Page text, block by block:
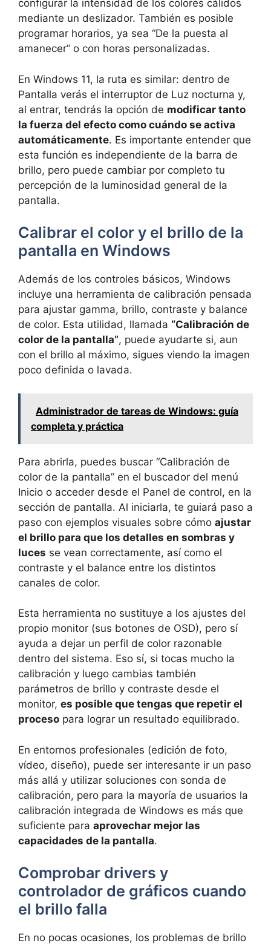
configurar la intensidad de los colores cálidos
mediante un deslizador. También es posible
programar horarios, ya sea “De la puesta al
amanecer” o con horas personalizadas.
En Windows 11, la ruta es similar: dentro de
Pantalla verás el interruptor de Luz nocturna y,
al entrar, tendrás la opción de modificar tanto
la fuerza del efecto como cuándo se activa
automáticamente. Es importante entender que
esta función es independiente de la barra de
brillo, pero puede cambiar por completo tu
percepción de la luminosidad general de la
pantalla.
Calibrar el color y el brillo de la
pantalla en Windows
Además de los controles básicos, Windows
incluye una herramienta de calibración pensada
para ajustar gamma, brillo, contraste y balance
de color. Esta utilidad, llamada “Calibración de
color de la pantalla”, puede ayudarte si, aun
con el brillo al máximo, sigues viendo la imagen
poco definida o lavada.
Administrador de tareas de Windows: guía
completa y práctica
Para abrirla, puedes buscar “Calibración de
color de la pantalla” en el buscador del menú
Inicio o acceder desde el Panel de control, en la
sección de pantalla. Al iniciarla, te guiará paso a
paso con ejemplos visuales sobre cómo ajustar
el brillo para que los detalles en sombras y
luces se vean correctamente, así como el
contraste y el balance entre los distintos
canales de color.
Esta herramienta no sustituye a los ajustes del
propio monitor (sus botones de OSD), pero sí
ayuda a dejar un perfil de color razonable
dentro del sistema. Eso sí, si tocas mucho la
calibración y luego cambias también
parámetros de brillo y contraste desde el
monitor, es posible que tengas que repetir el
proceso para lograr un resultado equilibrado.
En entornos profesionales (edición de foto,
vídeo, diseño), puede ser interesante ir un paso
más allá y utilizar soluciones con sonda de
calibración, pero para la mayoría de usuarios la
calibración integrada de Windows es más que
suficiente para aprovechar mejor las
capacidades de la pantalla.
Comprobar drivers y
controlador de gráficos cuando
el brillo falla
En no pocas ocasiones, los problemas de brillo